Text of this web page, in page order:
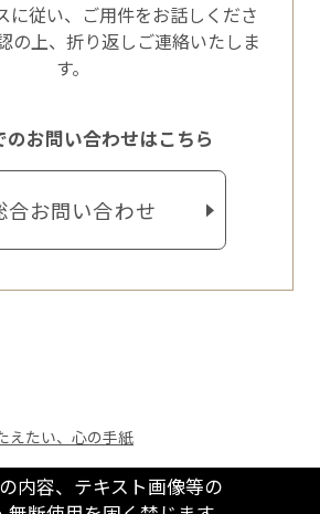
に従い、ご⽤件をお話しくださ
の上、折り返しご連絡いたしま
す。
のお問い合わせはこちら
合お問い合わせ
えたい、心の手紙
内容、テキスト画像等の